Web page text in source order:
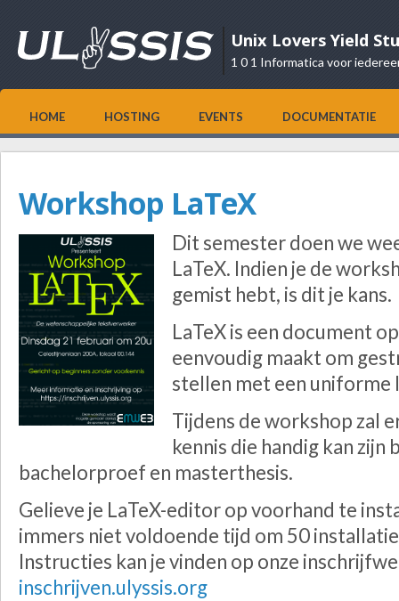
Unix Lovers Yield
1 0 1 Informatica voor
HOME HOSTING EVENTS DOCUMENTATIE
Workshop LaTeX
Dit semester doen we
LaTeX. Indien je de
gemist hebt, is dit je kans.
LaTeX is een document
eenvoudig maakt om
stellen met een uniforme
Tijdens de workshop zal
kennis die handig kan zijn
bachelorproef en masterthesis.
Gelieve je LaTeX-editor op voorhand te
immers niet voldoende tijd om 50
Instructies kan je vinden op onze
inschrijven.ulyssis.org